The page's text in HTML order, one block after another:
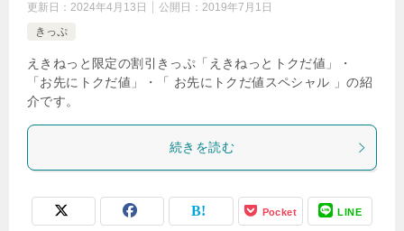
更新日： 2024年4月13日 公開日： 2019年7月1日
きっぷ
えきねっと限定の割引きっぷ「えきねっとトクだ値」・
「お先にトクだ値」・「 お先にトクだ値スペシャル 」の紹
介です。
続きを読む
Pocket LINE